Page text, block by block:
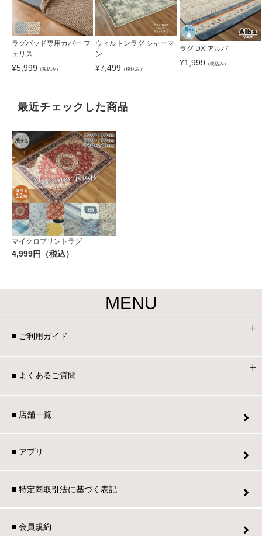
ラグパッド専用カバー フ
ェリス
¥5,999 （税込み）
ウィルトンラグ シャーマ
ン
¥7,499 （税込み）
ラグ DX アルバ
¥1,999 （税込み）
最近チェックした商品
マイクロプリントラグ
4,999円（税込）
MENU
■ ご利用ガイド
■ よくあるご質問
■ 店舗一覧
■ アプリ
■ 特定商取引法に基づく表記
■ 会員規約